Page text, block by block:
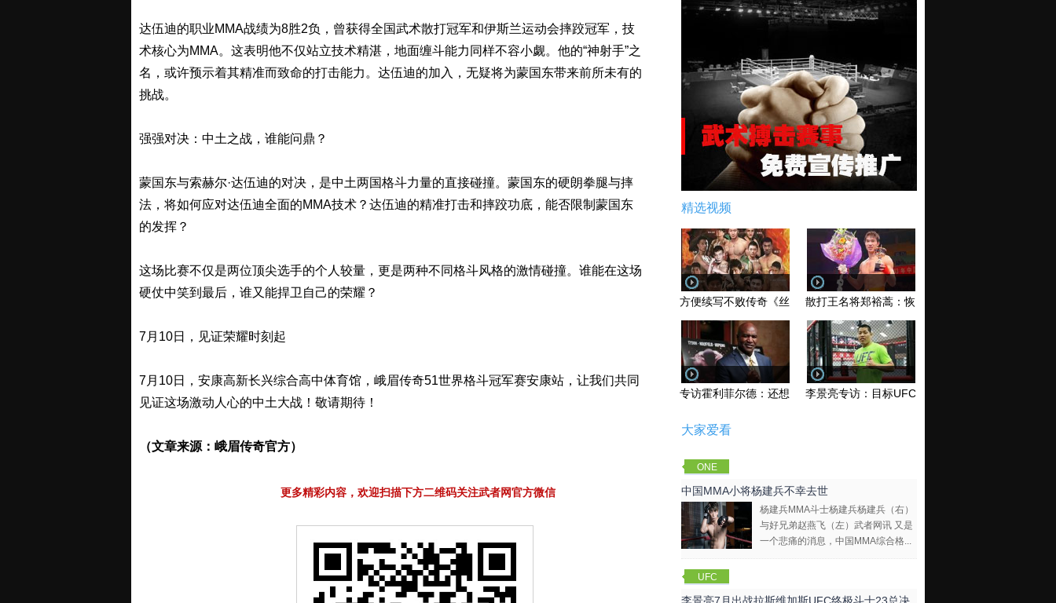
达伍迪的职业MMA战绩为8胜2负，曾获得全国武术散打冠军和伊斯兰运动会摔跤冠军，技
术核心为MMA。这表明他不仅站立技术精湛，地面缠斗能力同样不容小觑。他的“神射手”之
名，或许预示着其精准而致命的打击能力。达伍迪的加入，无疑将为蒙国东带来前所未有的
挑战。
强强对决：中土之战，谁能问鼎？
蒙国东与索赫尔·达伍迪的对决，是中土两国格斗力量的直接碰撞。蒙国东的硬朗拳腿与摔
法，将如何应对达伍迪全面的MMA技术？达伍迪的精准打击和摔跤功底，能否限制蒙国东
的发挥？
这场比赛不仅是两位顶尖选手的个人较量，更是两种不同格斗风格的激情碰撞。谁能在这场
硬仗中笑到最后，谁又能捍卫自己的荣耀？
7月10日，见证荣耀时刻起
7月10日，安康高新长兴综合高中体育馆，峨眉传奇51世界格斗冠军赛安康站，让我们共同
见证这场激动人心的中土大战！敬请期待！
（文章来源：峨眉传奇官方）
更多精彩内容，欢迎扫描下方二维码关注武者网官方微信
精选视频
方便续写不败传奇《丝路英雄》太原站全场视频
散打王名将郑裕蒿：恢复训练 有望回归擂台
专访霍利菲尔德：还想再和泰森干一架！李景亮专访：目标UFC金腰带 不做打酱油
大家爱看
ONE
Champions
hip
中国MMA小将杨建兵不幸去世
杨建兵MMA斗士杨建兵杨建兵（右）
与好兄弟赵燕飞（左）武者网讯 又是
一个悲痛的消息，中国MMA综合格...
UFC